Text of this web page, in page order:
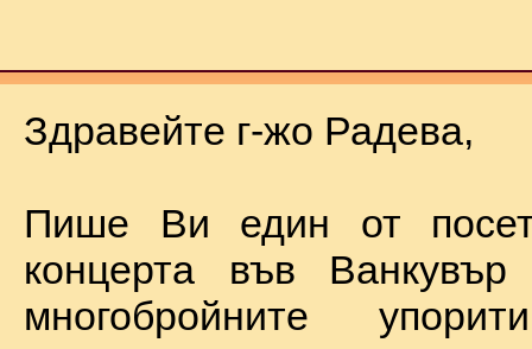
Здравейте г-жо Радева,
Пише Ви един от
концерта във
многобройните